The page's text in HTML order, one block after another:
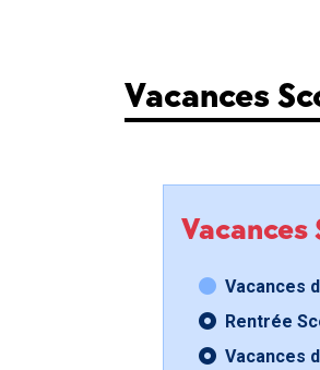
Vacances
Vacances
Rentrée
Vacances